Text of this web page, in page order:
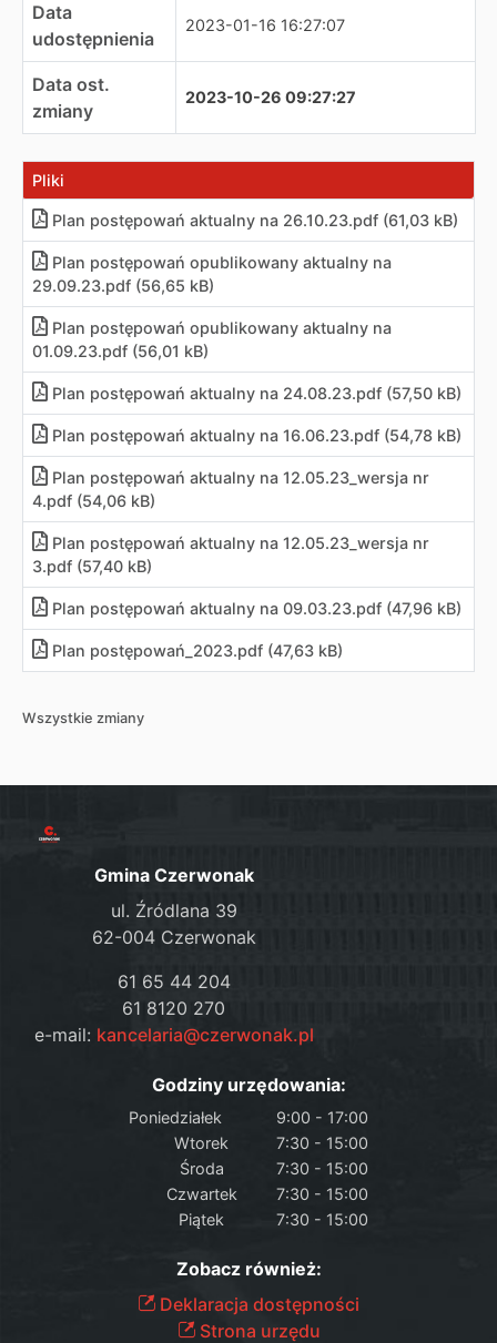
Data
udostępnienia
2023-01-16 16:27:07
Data ost.
zmiany
2023-10-26 09:27:27
Pliki
Plan postępowań aktualny na 26.10.23.pdf (61,03 kB)
Plan postępowań opublikowany aktualny na
29.09.23.pdf (56,65 kB)
Plan postępowań opublikowany aktualny na
01.09.23.pdf (56,01 kB)
Plan postępowań aktualny na 24.08.23.pdf (57,50 kB)
Plan postępowań aktualny na 16.06.23.pdf (54,78 kB)
Plan postępowań aktualny na 12.05.23_wersja nr
4.pdf (54,06 kB)
Plan postępowań aktualny na 12.05.23_wersja nr
3.pdf (57,40 kB)
Plan postępowań aktualny na 09.03.23.pdf (47,96 kB)
Plan postępowań_2023.pdf (47,63 kB)
Wszystkie zmiany
Gmina Czerwonak
ul. Źródlana 39
62-004 Czerwonak
61 65 44 204
61 8120 270
e-mail: kancelaria@czerwonak.pl
Godziny urzędowania:
Poniedziałek
9:00 - 17:00
Wtorek
7:30 - 15:00
Środa
7:30 - 15:00
Czwartek
7:30 - 15:00
Piątek
7:30 - 15:00
Zobacz również:
Deklaracja dostępności
Strona urzędu